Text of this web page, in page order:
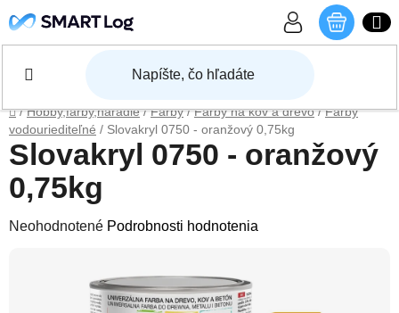
Domov
/ Hobby,farby,náradie / Farby / Farby na kov a drevo / Farby
vodouriediteľné / Slovakryl 0750 - oranžový 0,75kg
Slovakryl 0750 - oranžový
0,75kg
Priemerné hodnotenie produktu je 0,0 z 5 hviezdičiek.
Neohodnotené Podrobnosti hodnotenia